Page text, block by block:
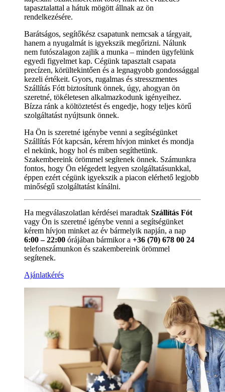
tapasztalattal a hátuk mögött állnak az ön
rendelkezésére.
Barátságos, segítőkész csapatunk nemcsak a tárgyait,
hanem a nyugalmát is igyekszik megőrizni. Nálunk
nem futószalagon zajlik a munka – minden ügyfelünk
egyedi figyelmet kap. Cégünk tapasztalt csapata
precízen, körültekintően és a legnagyobb gondossággal
kezeli értékeit. Gyors, rugalmas és stresszmentes
Szállítás Fótt biztosítunk önnek, úgy, ahogyan ön
szeretné, tökéletesen alkalmazkodunk igényeihez.
Bízza ránk a költöztetést és engedje, hogy teljes körű
szolgáltatást nyújtsunk önnek.
Ha Ön is szeretné igénybe venni a segítségünket
Szállítás Fót kapcsán, kérem hívjon minket és mondja
el nekünk, hogy hol és miben segíthetünk.
Szakembereink örömmel segítenek önnek. Számunkra
fontos, hogy Ön elégedett legyen szolgáltatásunkkal,
éppen ezért cégünk igyekszik a piacon elérhető legjobb
minőségű szolgáltatást kínálni.
Ha megválaszolatlan kérdései maradtak Szállítás Fót
vagy Ön is szeretné igénybe venni a segítségünket
kérem hívjon minket az év bármelyik napján, a nap
6:00 – 22:00 órájában bármikor a +36 (70) 678 00 24
telefonszámunkon és szakembereink örömmel
segítenek.
Ajánlatkérés